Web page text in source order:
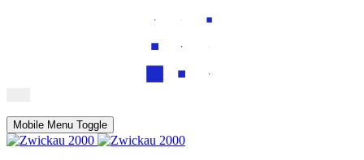
Mobile Menu Toggle